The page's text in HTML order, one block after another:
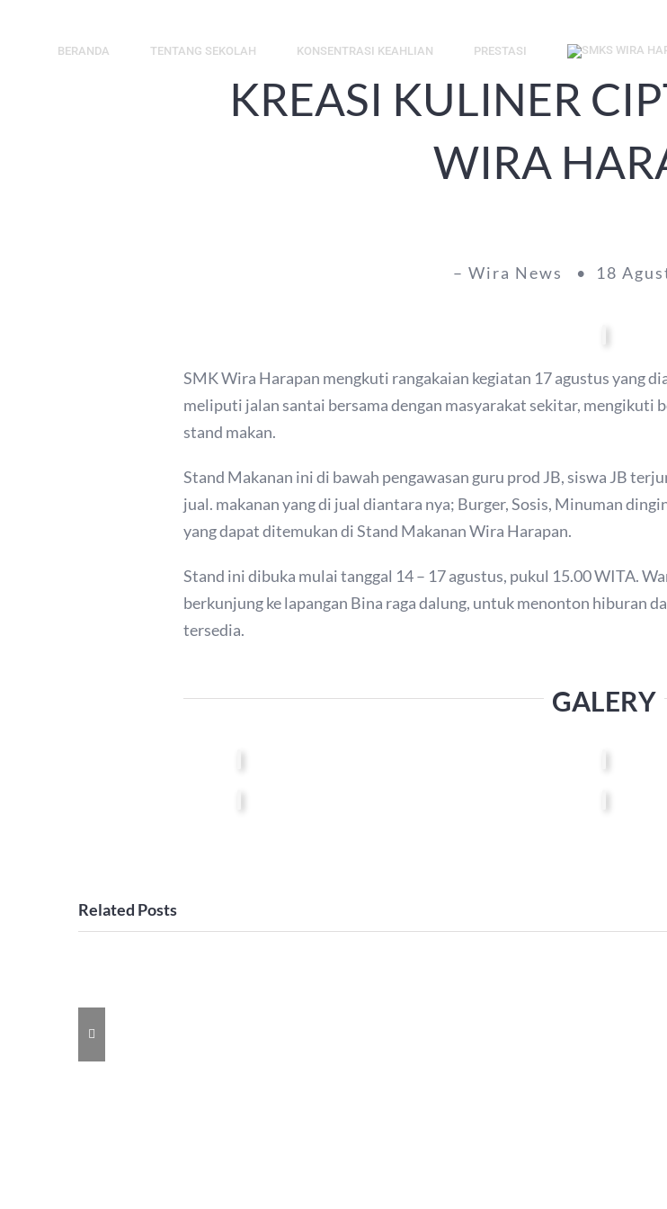
BERANDA TENTANG SEKOLAH KONSENTRASI KEAHLIAN PRESTASI
KREASI KULINER
WIRA
– Wira News • 18
SMK Wira Harapan mengkuti rangakaian kegiatan 17 agustus yang
meliputi jalan santai bersama dengan masyarakat sekitar, mengikuti
stand makan.
Stand Makanan ini di bawah pengawasan guru prod JB, siswa JB
jual. makanan yang di jual diantara nya; Burger, Sosis, Minuman
yang dapat ditemukan di Stand Makanan Wira Harapan.
Stand ini dibuka mulai tanggal 14 – 17 agustus, pukul 15.00 WITA.
berkunjung ke lapangan Bina raga dalung, untuk menonton hiburan
tersedia.
GALERY
Related Posts